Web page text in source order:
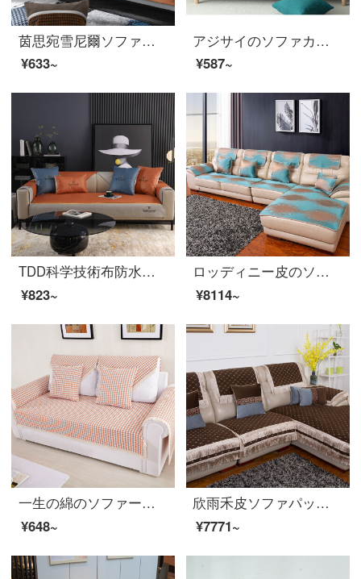
茵思宛雪尼爾ソファパッド四季通用北欧简约現代千鳥格ソファカバー千鳥格オレンジ色
¥633~
アジサイのソファカバーのフルバックは怠け者の弾力性のあるソファカバーです。全カバーの四季ソファマットです。現代簡単で通用するグリーン（厚いニット）Sサイズです。
¥587~
TDD科学技術布防水ソファマット四季通用滑り止めシートシンプルで贅沢なソファーカバー全カバーミツバチのオレンジ色70*150
¥823~
ロッディニー皮のソファクッションセット夏の滑り止めマットシミュレーションシルクワークシンプルな現代四季通用リビングセットソファカバーカスタマイズエメラルドグリーンエメラルドエメラルドエメラルド滑り止めカバーカバーカバーカバーカバーカバーカバーカバーカ...
¥8114~
一生の綿のソファーのクッションが大好きです。四季のソファカバーがシンプルでファッション的な布芸滑り止めソファタオルの純色ストライプのチェックの綿糸の格子オレンジ色90*160 cmです。
¥648~
欣雨禾皮ソファパッド本当に滑り止めクッションセット四季通用綿麻布芸夏季簡単セットソファカバーオーダーメイドコーヒー色シェニール刺繍二階席+ダブルシート+貴妃クッション+手すりクッション九つセット
¥7771~